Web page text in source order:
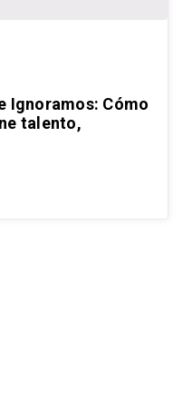
Ignoramos: Cómo
talento,